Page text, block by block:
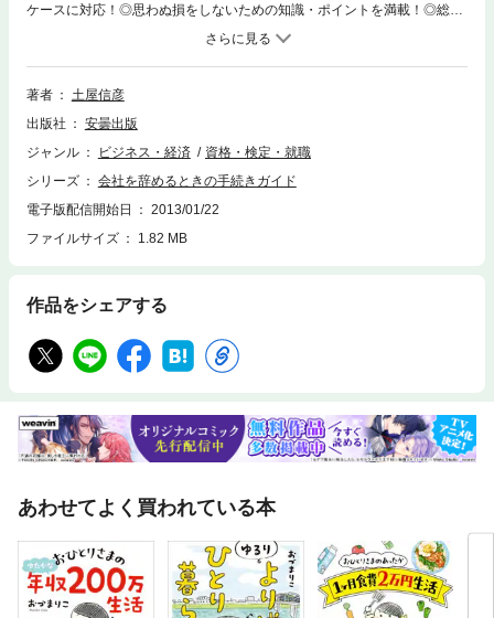
ケースに対応！◎思わぬ損をしないための知識・ポイントを満載！◎総
務・人事・労務担当者が読んでも便利・役立つ！会社を退職するとき、転
職するときに必要となる健康保険（医療保険）・雇用保険（失業保険）や
年金保険・税金に関する手続きやトクする知識についてわかりやすく手ほ
どきした本。知りたいことがパッと引けて、スグに解決できます。
著者
土屋信彦
出版社
安曇出版
ジャンル
ビジネス・経済
資格・検定・就職
シリーズ
会社を辞めるときの手続きガイド
電子版配信開始日
2013/01/22
ファイルサイズ
1.82 MB
作品をシェアする
あわせてよく買われている本